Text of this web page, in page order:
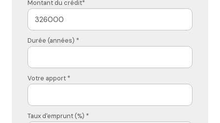
Montant du crédit*
Durée (années) *
Votre apport *
Taux d'emprunt (%) *